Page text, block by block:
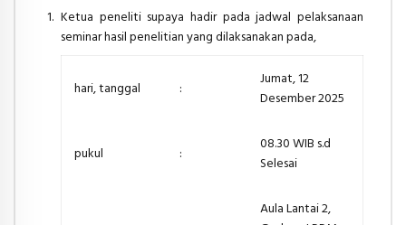
Ketua peneliti supaya hadir pada jadwal pelaksanaan
seminar hasil penelitian yang dilaksanakan pada,
hari, tanggal :
Jumat, 12
Desember 2025
pukul :
08.30 WIB s.d
Selesai
Aula Lantai 2,